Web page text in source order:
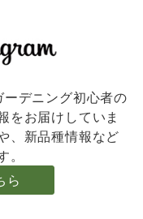
デニング初心者の
をお届けしていま
、新品種情報など
ら